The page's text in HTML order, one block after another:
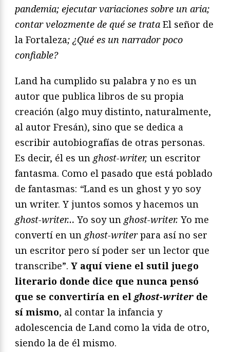
pandemia; ejecutar variaciones sobre un aria;
contar velozmente de qué se trata El señor de
la Fortaleza; ¿Qué es un narrador poco
confiable?
Land ha cumplido su palabra y no es un
autor que publica libros de su propia
creación (algo muy distinto, naturalmente,
al autor Fresán), sino que se dedica a
escribir autobiografías de otras personas.
Es decir, él es un ghost-writer, un escritor
fantasma. Como el pasado que está poblado
de fantasmas: “Land es un ghost y yo soy
un writer. Y juntos somos y hacemos un
ghost-writer… Yo soy un ghost-writer. Yo me
convertí en un ghost-writerpara así no ser
un escritor pero sí poder ser un lector que
transcribe”. Y aquí viene el sutil juego
literario donde dice que nunca pensó
que se convertiría en el ghost-writer de
sí mismo, al contar la infancia y
adolescencia de Land como la vida de otro,
siendo la de él mismo.